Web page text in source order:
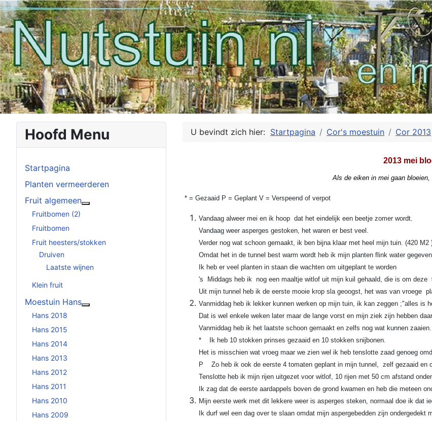
Hoofd Menu
Startpagina
Planten vermeerderen
Fruit algemeen
Fruitbomen (2)
Fruitbomen
Fruit heesters/stokken
Druiven
Laatste wijnen
Klein fruit
Moestuin Hans
Hans 2018
Hans 2015
Hans 2014
Hans 2013
Hans 2012
Hans 2011
Hans 2010
Hans 2009
U bevindt zich hier: Startpagina Cor's moestuin Cor 2013
2013 mei
Als de eiken in mei gaan
* = Gezaaid P = Geplant V = Verspeend of verpot
Vandaag alweer mei en ik hoop dat het eindelijk een beetje zomer wordt.
Vandaag weer asperges gestoken, het waren er best veel.
Verder nog wat schoon gemaakt, ik ben bijna klaar met heel mijn tuin. (420 M2
Omdat het in de tunnel best warm wordt heb ik mijn planten flink water
Ik heb er veel planten in staan die wachten om uitgeplant te worden
's Middags heb ik nog een maaltje witlof uit mijn kuil gehaald, die is om deze
Uit mijn tunnel heb ik de eerste mooie krop sla geoogst, het was van vroege
Vanmiddag heb ik lekker kunnen werken op mijn tuin, ik kan zeggen ;"alles is
Dat is wel enkele weken later maar de lange vorst en mijn ziek zijn hebben
Vanmiddag heb ik het laatste schoon gemaakt en zelfs nog wat kunnen zaaien.
* Ik heb 10 stokken prinses gezaaid en 10 stokken snijbonen.
Het is misschien wat vroeg maar we zien wel ik heb tenslotte zaad genoeg
P Zo heb ik ook de eerste 4 tomaten geplant in mijn tunnel, zelf gezaaid en
Tenslotte heb ik mijn rijen uitgezet voor witlof, 10 rijen met 50 cm afstand
Ik zag dat de eerste aardappels boven de grond kwamen en heb die meteen
Mijn eerste werk met dit lekkere weer is asperges steken, normaal doe ik dat
Ik durf wel een dag over te slaan omdat mijn aspergebedden zijn ondergedekt